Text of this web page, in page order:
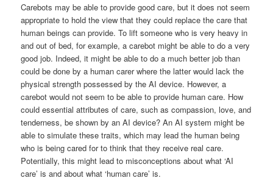
Carebots may be able to provide good care, but it does not seem
appropriate to hold the view that they could replace the care that
human beings can provide. To lift someone who is very heavy in
and out of bed, for example, a carebot might be able to do a very
good job. Indeed, it might be able to do a much better job than
could be done by a human carer where the latter would lack the
physical strength possessed by the AI device. However, a
carebot would not seem to be able to provide human care. How
could essential attributes of care, such as compassion, love, and
tenderness, be shown by an AI device? An AI system might be
able to simulate these traits, which may lead the human being
who is being cared for to think that they receive real care.
Potentially, this might lead to misconceptions about what ‘AI
care’ is and about what ‘human care’ is.